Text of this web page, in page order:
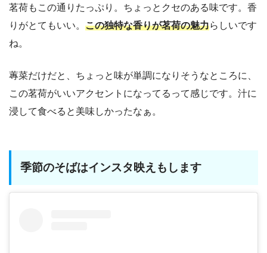
茗荷もこの通りたっぷり。ちょっとクセのある味です。香
りがとてもいい。 この独特な香りが茗荷の魅力らしいです
ね。
蓴菜だけだと、ちょっと味が単調になりそうなところに、
この茗荷がいいアクセントになってるって感じです。汁に
浸して食べると美味しかったなぁ。
季節のそばはインスタ映えもします